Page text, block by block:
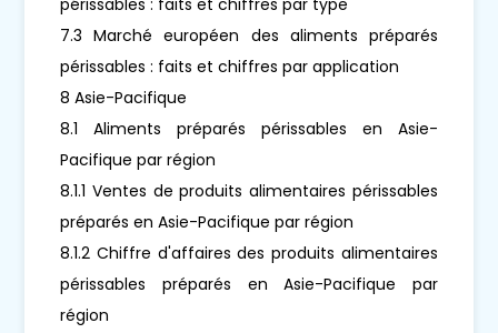
7.3 Marché européen des aliments préparés
périssables : faits et chiffres par application
8 Asie-Pacifique
8.1 Aliments préparés périssables en Asie-
Pacifique par région
8.1.1 Ventes de produits alimentaires périssables
préparés en Asie-Pacifique par région
8.1.2 Chiffre d'affaires des produits alimentaires
périssables préparés en Asie-Pacifique par
région